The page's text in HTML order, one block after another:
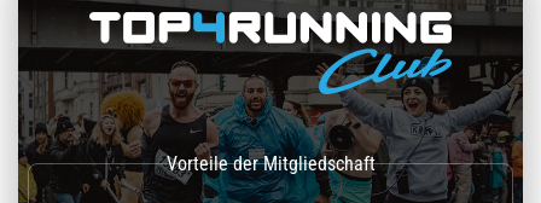
ist
weit
verbreitetes
gesundheitliches
Problem,
…